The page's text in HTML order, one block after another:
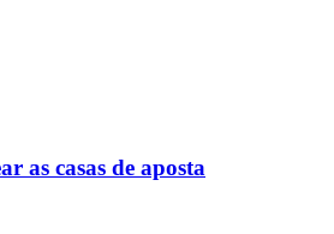
as casas de aposta